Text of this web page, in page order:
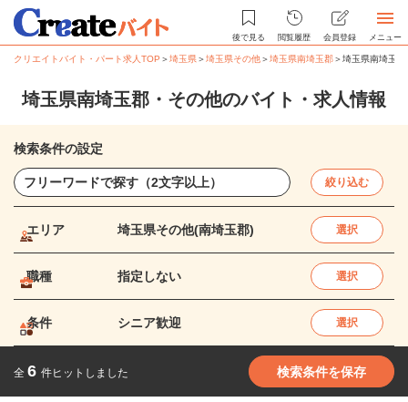
後で見る 閲覧履歴 会員登録 メニュー
クリエイトバイト・パート求人TOP ＞埼玉県＞埼玉県その他＞埼玉県南埼玉郡＞埼玉県南埼玉
埼玉県南埼玉郡・その他のバイト・求人情報
検索条件の設定
絞り込む
エリア 埼玉県その他(南埼玉郡) 選択
職種 指定しない 選択
条件 シニア歓迎 選択
全 6 件ヒットしました 検索条件を保存